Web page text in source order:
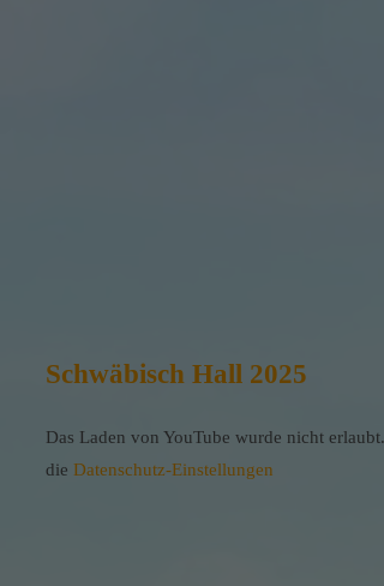
Schwäbisch Hall 2025
Das Laden von YouTube wurde nicht
die Datenschutz-Einstellungen